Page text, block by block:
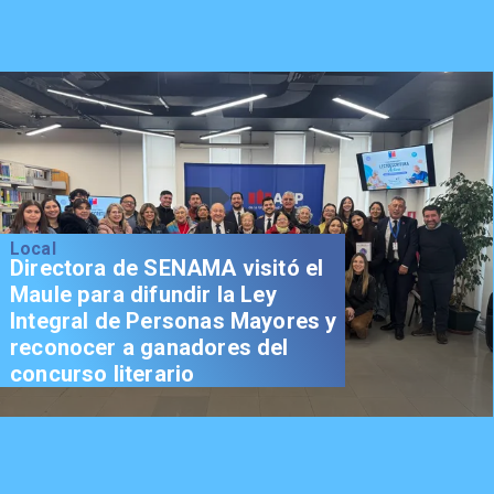
Local
Directora de SENAMA visitó el
Maule para difundir la Ley
Integral de Personas Mayores y
reconocer a ganadores del
concurso literario